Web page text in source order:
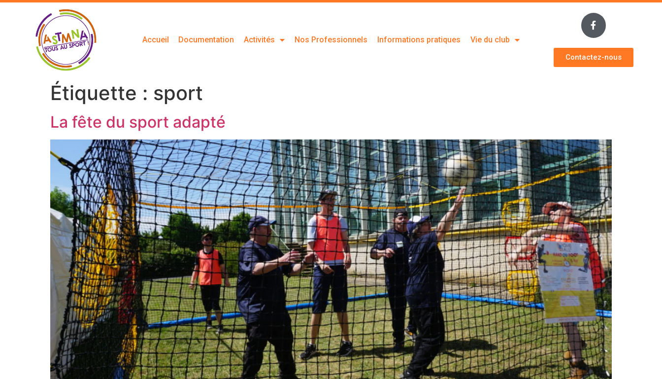
Accueil Documentation Activités Nos Professionnels Informations pratiques Vie du club
Contactez-nous
Étiquette : sport
La fête du sport adapté